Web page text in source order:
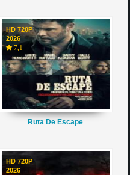
HD 720P
2026
7,1
Ruta De Escape
HD 720P
2026